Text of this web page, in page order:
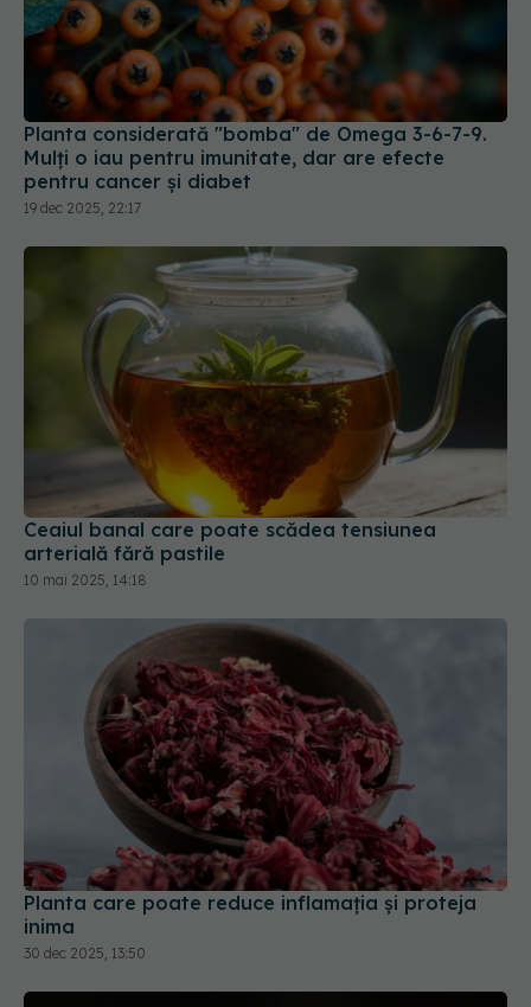
Planta considerată "bomba" de Omega 3-6-7-9.
Mulți o iau pentru imunitate, dar are efecte
pentru cancer și diabet
19 dec 2025, 22:17
Ceaiul banal care poate scădea tensiunea
arterială fără pastile
10 mai 2025, 14:18
Planta care poate reduce inflamația și proteja
inima
30 dec 2025, 13:50